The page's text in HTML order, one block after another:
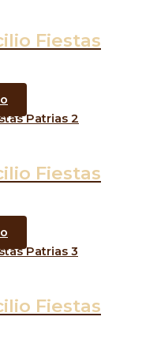
Fiestas
Fiestas
Fiestas